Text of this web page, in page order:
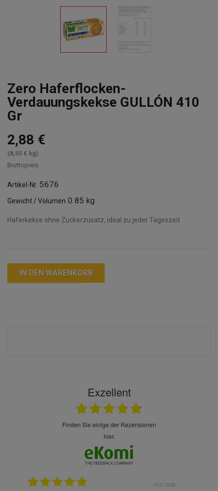
Zero Haferflocken-
Verdauungskekse GULLÓN 410
Gr
2,88 €
(8,55 € kg)
Bruttopreis
Artikel-Nr. 5676
Gewicht / Volumen 0.85 kg
Haferkekse ohne Zuckerzusatz, ideal zu jeder Tageszeit
IN DEN WARENKORB
Exzellent
finden Sie einige der Rezensionen
hier.
28.05.2026